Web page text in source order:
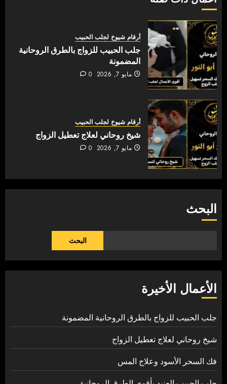
أرقام شيوخ لجلب الحبيب
جلب الحبيب للزواج بالطرق الروحانية
المضمونة
مايو 7, 2026 0
أرقام شيوخ لجلب الحبيب
شيخ روحاني لعلاج تعطيل الزواج
مايو 7, 2026 0
البحث
البحث
الأعمال الأخيرة
جلب الحبيب للزواج بالطرق الروحانية المضمونة
شيخ روحاني لعلاج تعطيل الزواج
فك السحر الأسود وعلاج المس